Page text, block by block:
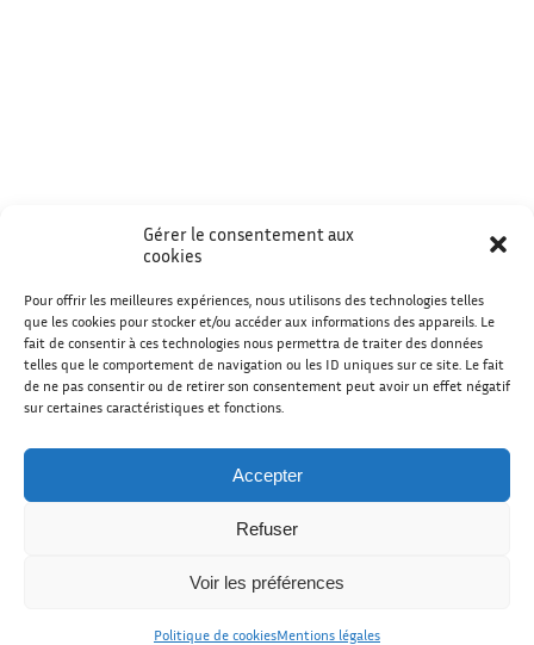
Gérer le consentement aux
cookies
Pour offrir les meilleures expériences, nous utilisons des technologies telles
que les cookies pour stocker et/ou accéder aux informations des appareils. Le
fait de consentir à ces technologies nous permettra de traiter des données
telles que le comportement de navigation ou les ID uniques sur ce site. Le fait
de ne pas consentir ou de retirer son consentement peut avoir un effet négatif
sur certaines caractéristiques et fonctions.
Accepter
Refuser
Voir les préférences
Politique de cookiesMentions légales
Copyright ©2026 Musicothérapie
MHHU. Tous droits réservés.
Christophe Correia